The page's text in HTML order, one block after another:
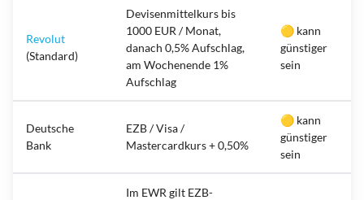
Revolut
(Standard)
Devisenmittelkurs bis
1000 EUR / Monat,
danach 0,5% Aufschlag,
am Wochenende 1%
Aufschlag
🟡 kann
günstiger
sein
Deutsche
Bank
EZB / Visa /
Mastercardkurs + 0,50%
🟡 kann
günstiger
sein
Im EWR gilt EZB-